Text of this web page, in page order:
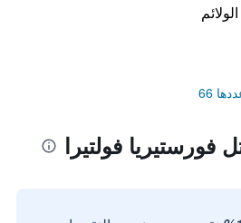
66
فولتيرا